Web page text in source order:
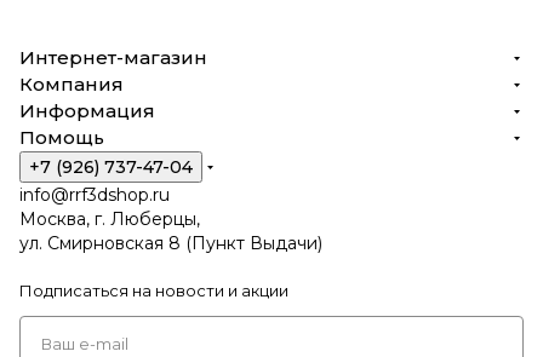
Интернет-магазин
Компания
Информация
Помощь
+7 (926) 737-47-04
info@rrf3dshop.ru
Москва, г. Люберцы,
ул. Смирновская 8 (Пункт Выдачи)
Подписаться на новости и акции